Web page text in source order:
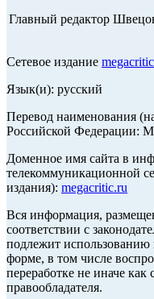
Главный редактор
Сетевое издание
Язык(и): русский
Перевод наименования
Российской Федерации:
Доменное имя сайта в
телекоммуникационной
издания): megacritic.ru
Вся информация,
соответствии с
подлежит
форме, в том числе
переработке не иначе
правообладателя.